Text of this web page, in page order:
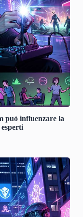
può influenzare la